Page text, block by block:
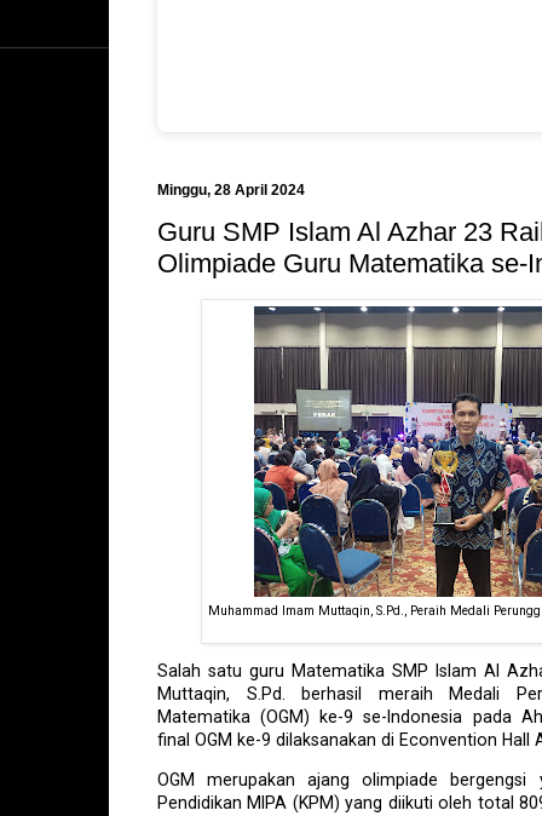
Minggu, 28 April 2024
Guru SMP Islam Al Azhar 23
Olimpiade Guru Matematika se-
Muhammad Imam Muttaqin, S.Pd., Peraih Medali
Salah satu guru Matematika SMP Islam Al
Muttaqin, S.Pd. berhasil meraih Medali
Matematika (OGM) ke-9 se-Indonesia pada
final OGM ke-9 dilaksanakan di Econvention
OGM merupakan ajang olimpiade
Pendidikan MIPA (KPM) yang diikuti oleh total